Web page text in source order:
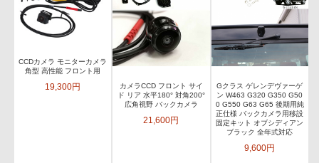
CCDカメラ モニターカメラ
角型 高性能 フロント用
19,300円
カメラCCD フロント サイ
ド リア 水平180° 対角200°
広角視野 バックカメラ
21,600円
Gクラス ゲレンデヴァーゲ
ン W463 G320 G350 G50
0 G550 G63 G65 後期用純
正仕様 バックカメラ用移設
固定キット オブシディアン
ブラック 全年式対応
9,600円